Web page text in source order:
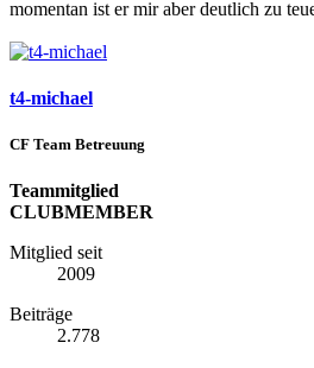
momentan ist er mir aber deutlich zu
t4-michael
CF Team Betreuung
Teammitglied
CLUBMEMBER
Mitglied seit
2009
Beiträge
2.778